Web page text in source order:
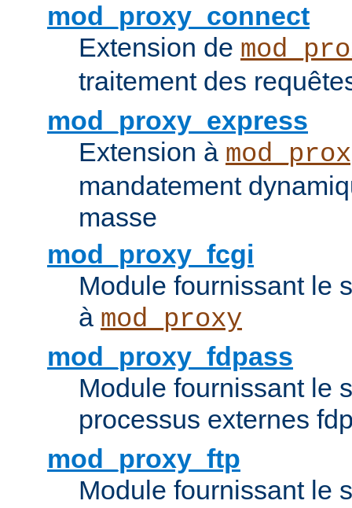
mod_proxy_connect
Extension de
traitement des
mod_proxy_express
Extension à
mandatement
masse
mod_proxy_fcgi
Module fournissant le
à mod_proxy
mod_proxy_fdpass
Module fournissant le
processus externes
mod_proxy_ftp
Module fournissant le